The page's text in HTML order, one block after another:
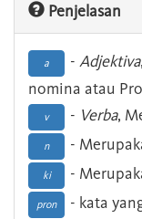
Penjelasan
a - Adjektiva
nomina atau
v - Verba,
n -
ki -
pron
- kata